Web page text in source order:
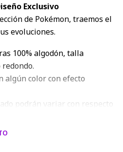
Exclusivo
de Pokémon, traemos el
evoluciones.
100% algodón, talla
algún color con efecto
podrán variar con respecto
web o modelo digital,
de las pantallas móviles y